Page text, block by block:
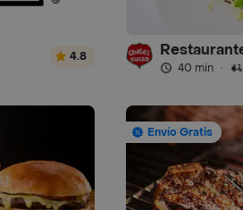
4.8
40 min ·
Envío Gratis